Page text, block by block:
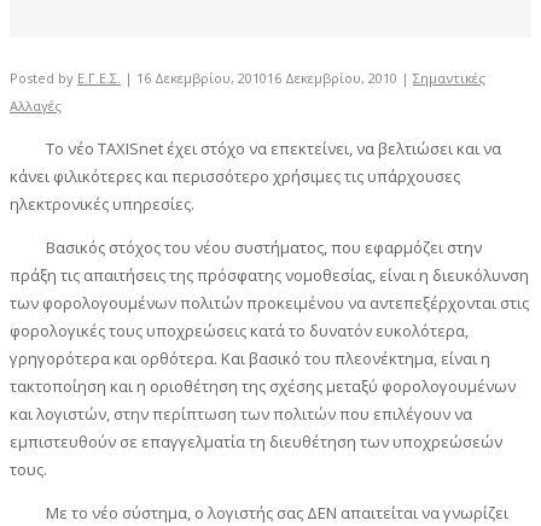
Posted by Ε.Γ.Ε.Σ. | 16 Δεκεμβρίου, 201016 Δεκεμβρίου, 2010 | Σημαντικές
Αλλαγές
Το νέο TAXISnet έχει στόχο να επεκτείνει, να βελτιώσει και να
κάνει φιλικότερες και περισσότερο χρήσιμες τις υπάρχουσες
ηλεκτρονικές υπηρεσίες.
Βασικός στόχος του νέου συστήματος, που εφαρμόζει στην
πράξη τις απαιτήσεις της πρόσφατης νομοθεσίας, είναι η διευκόλυνση
των φορολογουμένων πολιτών προκειμένου να αντεπεξέρχονται στις
φορολογικές τους υποχρεώσεις κατά το δυνατόν ευκολότερα,
γρηγορότερα και ορθότερα. Και βασικό του πλεονέκτημα, είναι η
τακτοποίηση και η οριοθέτηση της σχέσης μεταξύ φορολογουμένων
και λογιστών, στην περίπτωση των πολιτών που επιλέγουν να
εμπιστευθούν σε επαγγελματία τη διευθέτηση των υποχρεώσεών
τους.
Με το νέο σύστημα, ο λογιστής σας ΔΕΝ απαιτείται να γνωρίζει